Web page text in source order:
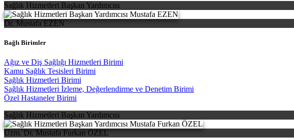
Sağlık Hizmetleri Başkan Yardımcısı
Dr. Mustafa EZEN
Bağlı Birimler
Ağız ve Diş Sağlığı Hizmetleri Birimi
Kamu Sağlık Tesisleri Birimi
Sağlık Hizmetleri Birimi
Sağlık Hizmetleri İzleme, Değerlendirme ve Denetim Birimi
Özel Hastaneler Birimi
Sağlık Hizmetleri Başkan Yardımcısı
Uzm. Dr. Mustafa Furkan ÖZEL